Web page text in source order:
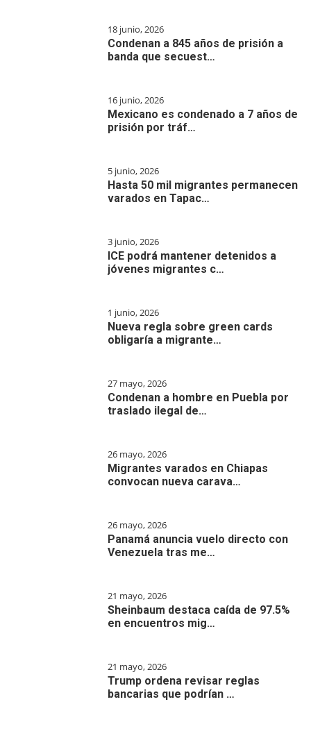
18 junio, 2026
Condenan a 845 años de prisión a
banda que secuest…
16 junio, 2026
Mexicano es condenado a 7 años de
prisión por tráf…
5 junio, 2026
Hasta 50 mil migrantes permanecen
varados en Tapac…
3 junio, 2026
ICE podrá mantener detenidos a
jóvenes migrantes c…
1 junio, 2026
Nueva regla sobre green cards
obligaría a migrante…
27 mayo, 2026
Condenan a hombre en Puebla por
traslado ilegal de…
26 mayo, 2026
Migrantes varados en Chiapas
convocan nueva carava…
26 mayo, 2026
Panamá anuncia vuelo directo con
Venezuela tras me…
21 mayo, 2026
Sheinbaum destaca caída de 97.5%
en encuentros mig…
21 mayo, 2026
Trump ordena revisar reglas
bancarias que podrían …